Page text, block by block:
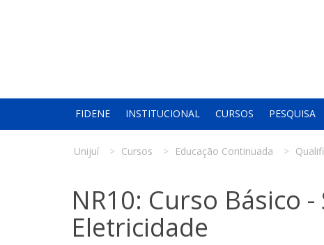
FIDENE INSTITUCIONAL CURSOS PESQUISA
Unijuí Cursos Educação Continuada
NR10: Curso Básico
Eletricidade